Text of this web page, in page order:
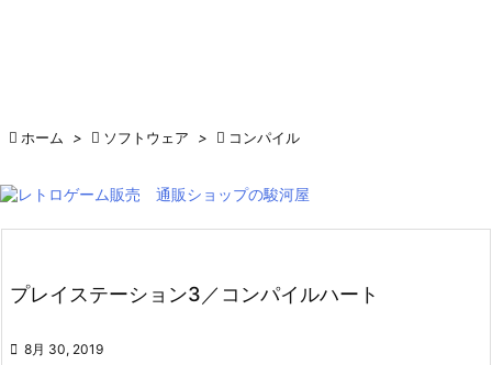
 ホーム >  ソフトウェア >  コンパイル
プレイステーション3／コンパイルハート
 8月 30, 2019